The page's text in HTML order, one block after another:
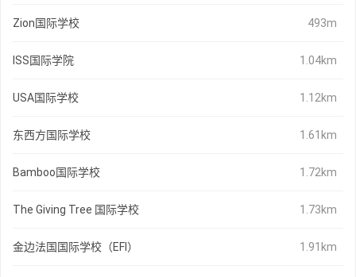
Zion国际学校 493m
ISS国际学院 1.04km
USA国际学校 1.12km
东西方国际学校 1.61km
Bamboo国际学校 1.72km
The Giving Tree 国际学校 1.73km
金边法国国际学校（EFI） 1.91km